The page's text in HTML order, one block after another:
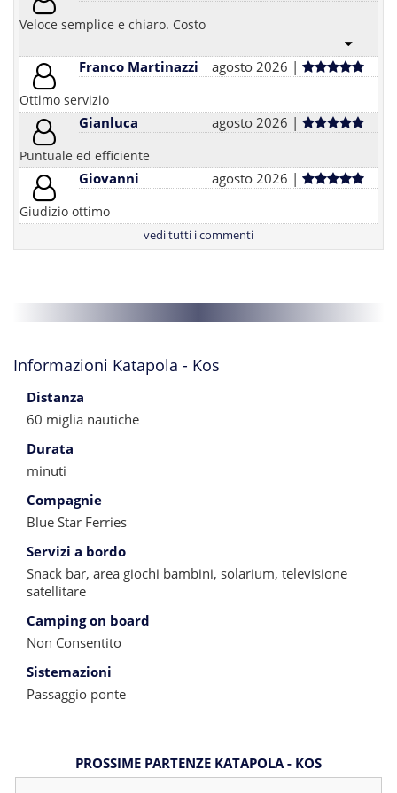
Veloce semplice e chiaro. Costo
Franco Martinazzi agosto 2026 |
Ottimo servizio
Gianluca agosto 2026 |
Puntuale ed efficiente
Giovanni agosto 2026 |
Giudizio ottimo
vedi tutti i commenti
Informazioni Katapola - Kos
Distanza
60 miglia nautiche
Durata
minuti
Compagnie
Blue Star Ferries
Servizi a bordo
Snack bar, area giochi bambini, solarium, televisione
satellitare
Camping on board
Non Consentito
Sistemazioni
Passaggio ponte
PROSSIME PARTENZE KATAPOLA - KOS